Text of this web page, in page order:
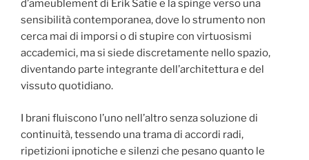
d’ameublement di Erik Satie e la spinge verso una
sensibilità contemporanea, dove lo strumento non
cerca mai di imporsi o di stupire con virtuosismi
accademici, ma si siede discretamente nello spazio,
diventando parte integrante dell’architettura e del
vissuto quotidiano.
I brani fluiscono l’uno nell’altro senza soluzione di
continuità, tessendo una trama di accordi radi,
ripetizioni ipnotiche e silenzi che pesano quanto le